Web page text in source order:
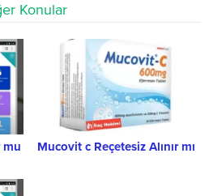
Konular
mu Mucovit c Reçetesiz Alınır mı